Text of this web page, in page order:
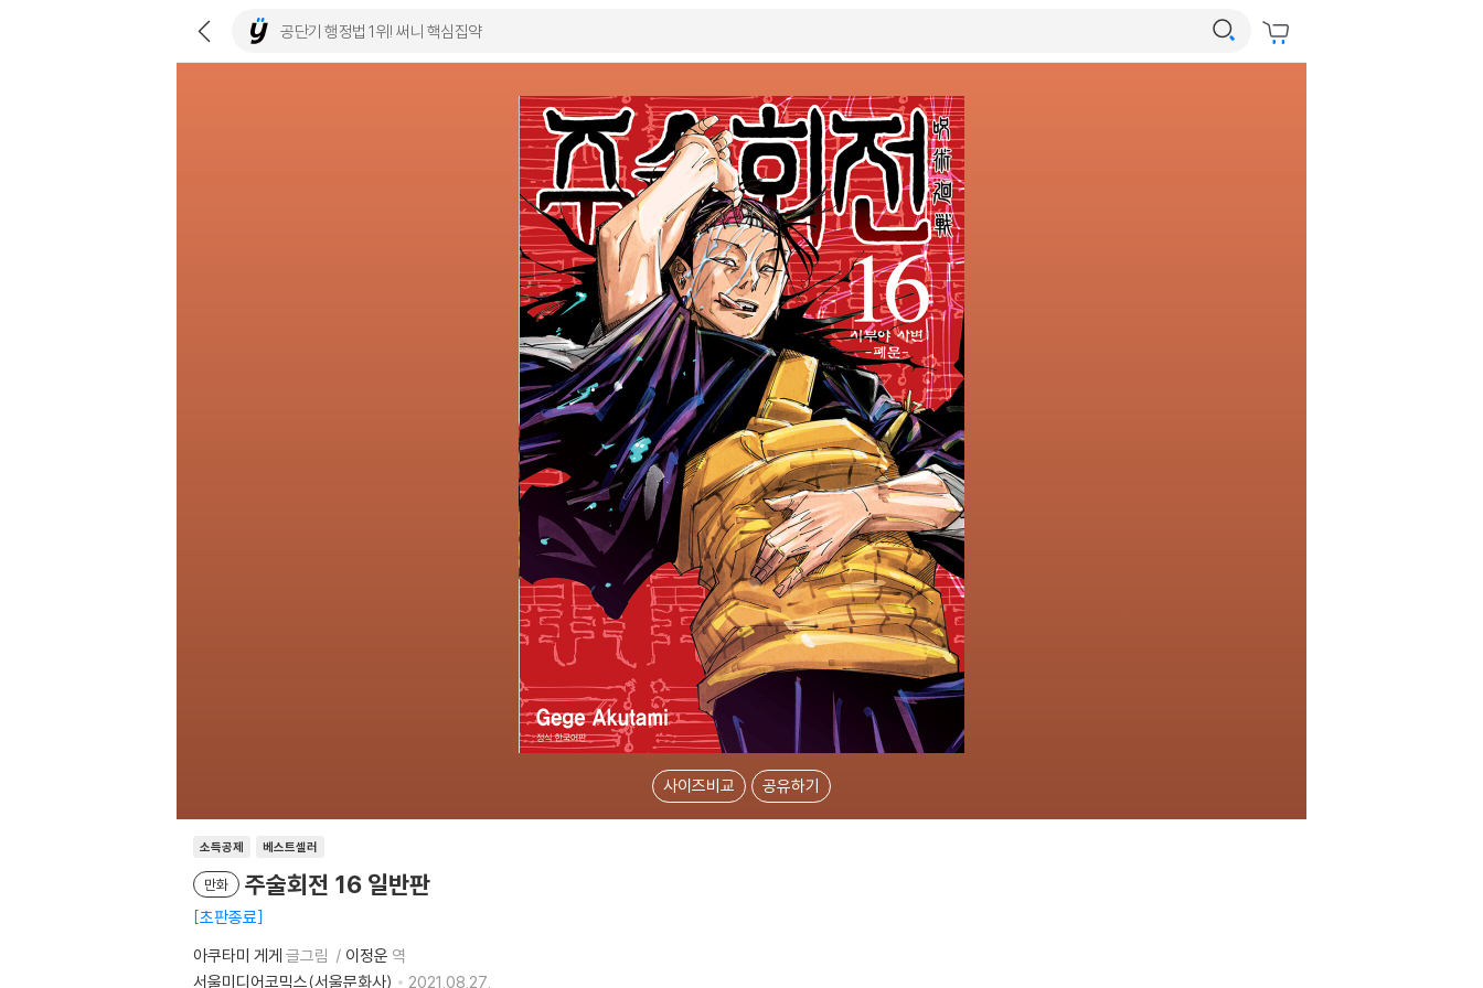
사이즈비교 공유하기
소득공제 베스트셀러
만화 주술회전 16 일반판
초판종료
아쿠타미 게게 글그림 이정운 역
서울미디어코믹스(서울문화사)
2021.08.27.